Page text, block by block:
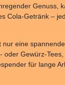
Genuss,
Cola-Getränk –
nur eine
oder Gewürz-
für lange